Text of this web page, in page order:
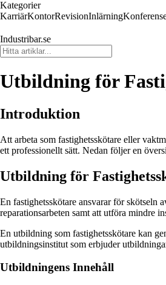
Kategorier
KarriärKontorRevisionInlärning
Industribar.se
Utbildning för
Introduktion
Att arbeta som fastighetsskötare eller
ett professionellt sätt. Nedan följer en
Utbildning för
En fastighetsskötare ansvarar för skötseln
reparationsarbeten samt att utföra mindre
En utbildning som fastighetsskötare kan
utbildningsinstitut som erbjuder
Utbildningens Innehåll